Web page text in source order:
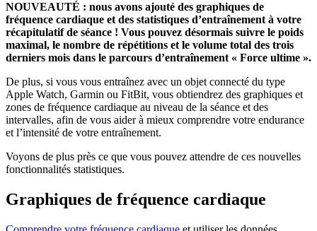
NOUVEAUTÉ : nous avons ajouté des graphiques de
fréquence cardiaque et des statistiques d’entraînement à votre
récapitulatif de séance ! Vous pouvez désormais suivre le poids
maximal, le nombre de répétitions et le volume total des trois
derniers mois dans le parcours d’entraînement « Force ultime ».
De plus, si vous vous entraînez avec un objet connecté du type
Apple Watch, Garmin ou FitBit, vous obtiendrez des graphiques et
zones de fréquence cardiaque au niveau de la séance et des
intervalles, afin de vous aider à mieux comprendre votre endurance
et l’intensité de votre entraînement.
Voyons de plus près ce que vous pouvez attendre de ces nouvelles
fonctionnalités statistiques.
Graphiques de fréquence cardiaque